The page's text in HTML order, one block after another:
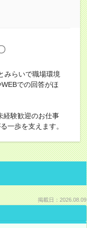
みらいで職場環境
での回答がほ
経験歓迎のお仕事
一歩を支えます。
掲載日：2026.08.09